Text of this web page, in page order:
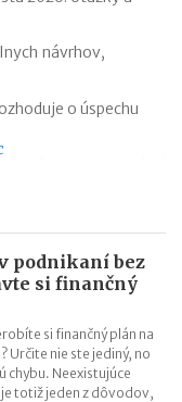
návrhov,
o úspechu
obsahu: finančná
zavedením
a kreditných kariet
sporných situácií
podnikaní bez
si finančný
si finančný plán na
Určite nie ste jediný, no
Neexistujúce
totiž jeden z dôvodov,